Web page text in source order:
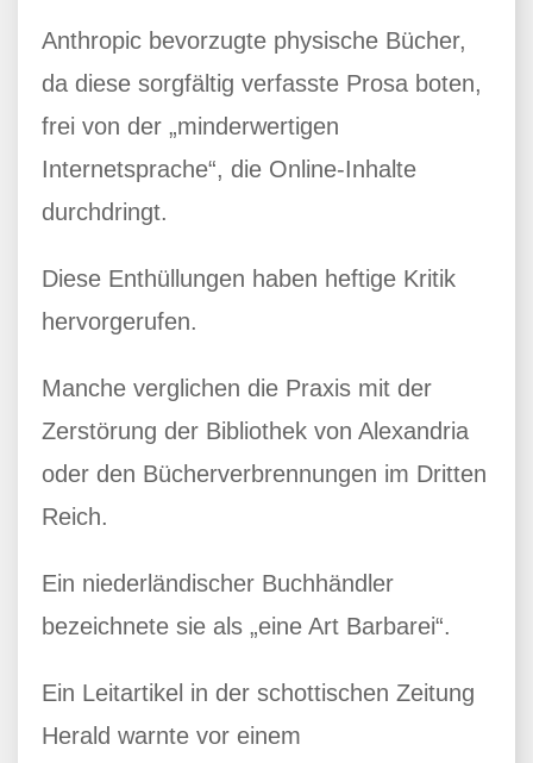
Anthropic bevorzugte physische Bücher,
da diese sorgfältig verfasste Prosa boten,
frei von der „minderwertigen
Internetsprache“, die Online-Inhalte
durchdringt.
Diese Enthüllungen haben heftige Kritik
hervorgerufen.
Manche verglichen die Praxis mit der
Zerstörung der Bibliothek von Alexandria
oder den Bücherverbrennungen im Dritten
Reich.
Ein niederländischer Buchhändler
bezeichnete sie als „eine Art Barbarei“.
Ein Leitartikel in der schottischen Zeitung
Herald warnte vor einem